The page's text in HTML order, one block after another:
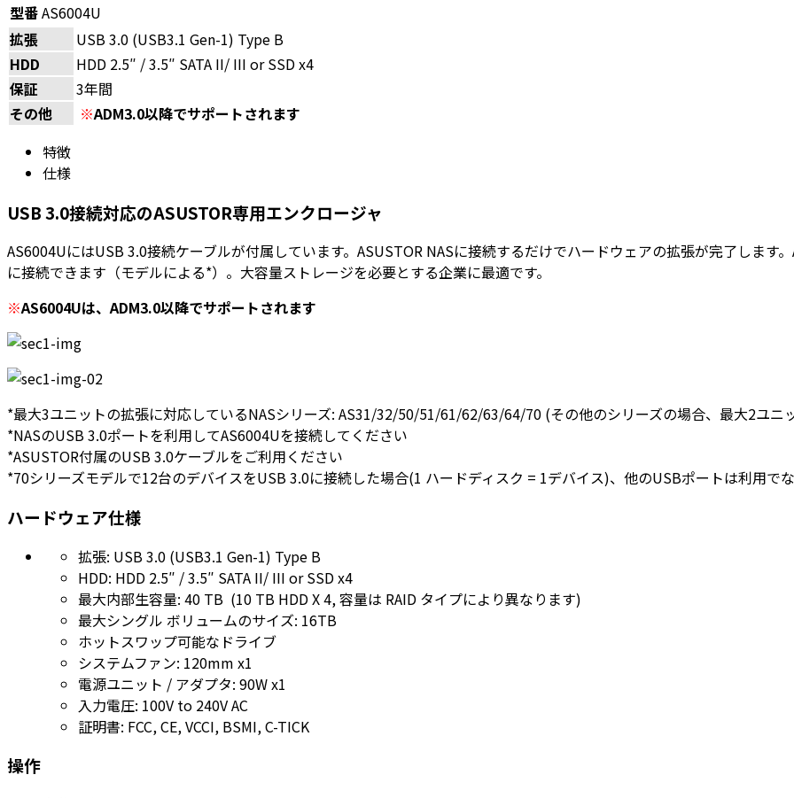
型番AS6004U
拡張
USB 3.0 (USB3.1 Gen-1) Type B
HDD
HDD 2.5″ / 3.5″ SATA II/ III or SSD x4
保証
3年間
その他
※ADM3.0以降でサポートされます
特徴
仕様
USB 3.0接続対応のASUSTOR専用エンクロージャ
AS6004UにはUSB 3.0接続ケーブルが付属しています。ASUSTOR NASに接続するだけでハードウェアの拡張が完了します
に接続できます（モデルによる*）。大容量ストレージを必要とする企業に最適です。
※AS6004Uは、ADM3.0以降でサポートされます
*最大3ユニットの拡張に対応しているNASシリーズ: AS31/32/50/51/61/62/63/64/70 (その他のシリーズの場合、最大2ユニ
*NASのUSB 3.0ポートを利用してAS6004Uを接続してください
*ASUSTOR付属のUSB 3.0ケーブルをご利用ください
*70シリーズモデルで12台のデバイスをUSB 3.0に接続した場合(1 ハードディスク = 1デバイス)、他のUSBポートは利用でな
ハードウェア仕様
拡張: USB 3.0 (USB3.1 Gen-1) Type B
HDD: HDD 2.5″ / 3.5″ SATA II/ III or SSD x4
最大内部生容量: 40 TB (10 TB HDD X 4, 容量は RAID タイプにより異なります)
最大シングル ボリュームのサイズ: 16TB
ホットスワップ可能なドライブ
システムファン: 120mm x1
電源ユニット / アダプタ: 90W x1
入力電圧: 100V to 240V AC
証明書: FCC, CE, VCCI, BSMI, C-TICK
操作